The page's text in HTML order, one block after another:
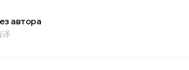
автора
译